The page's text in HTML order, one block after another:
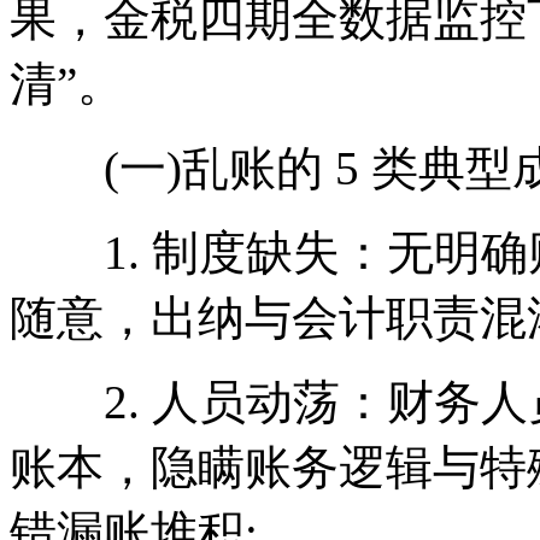
果，金税四期全数据监
清”。
(一)乱账的 5 类典型
1. 制度缺失：无明确
随意，出纳与会计职责
2. 人员动荡：财务人
账本，隐瞒账务逻辑与